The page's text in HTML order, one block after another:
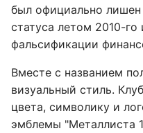
был официально лишен
статуса летом 2010-го
фальсификации
Вместе с названием
визуальный стиль.
цвета, символику и
эмблемы "Металлиста